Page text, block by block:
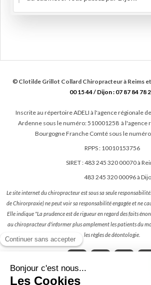
© Clotilde Grillot Collard Chiropracteur à Reims
00 15 44 / Dijon : 07 87 84 78
Inscrite au répertoire ADELI à l'agence régionale
Ardenne sous le numéro: 510001258 à l'agence
Bourgogne Franche Comté sous le
RPPS : 10010153756
SIRET : 483 245 320 00070 à
483 245 320 00096 à
Le site internet du chiropracteur est sous sa seule
de Chirorpraxie) ne peut voir sa responsabilité engagée et ne
Elle indique "La prudence est de rigueur en regard des faits
au chiropracteur d'informer plus amplement les patients du
les règles de déontologie.